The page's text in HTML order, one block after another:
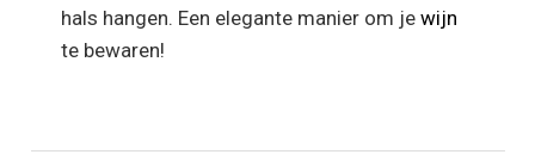
hals hangen. Een elegante manier om je wijn
te bewaren!